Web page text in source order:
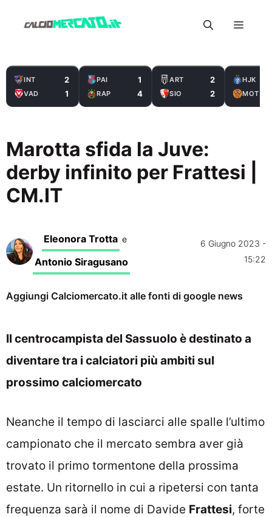
Menu
INT 2
VAD 1
PAI 1
RAP 4
ART 2
SIO 2
HJK
MOT
Marotta sfida la Juve:
derby infinito per Frattesi |
CM.IT
Eleonora Trotta e
Antonio Siragusano
6 Giugno 2023 -
15:22
Aggiungi Calciomercato.it alle fonti di google news
Il centrocampista del Sassuolo è destinato a
diventare tra i calciatori più ambiti sul
prossimo calciomercato
Neanche il tempo di lasciarci alle spalle l’ultimo
campionato che il mercato sembra aver già
trovato il primo tormentone della prossima
estate. Un ritornello in cui a ripetersi con tanta
frequenza sarà il nome di Davide Frattesi, forte